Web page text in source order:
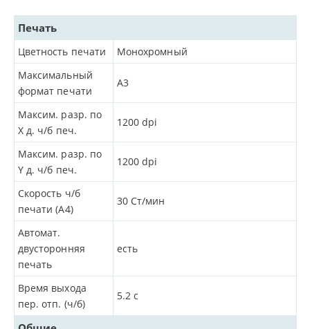
Печать
Цветность печати
Монохромный
Максимальный
формат печати
A3
Максим. разр. по
X д. ч/б печ.
1200dpi
Максим. разр. по
Y д. ч/б печ.
1200dpi
Скорость ч/б
печати (A4)
30 Ст/мин
Автомат.
двусторонняя
печать
есть
Время выхода
пер. отп. (ч/б)
5.2 с